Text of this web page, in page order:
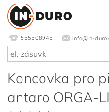
555508945 info@in-
Koncovka pro
antaro ORGA-